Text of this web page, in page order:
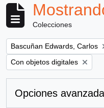
Colecciones
Remove filter:
Bascuñan Edwards, Carlos
Remove filter:
Con objetos digitales
Opciones